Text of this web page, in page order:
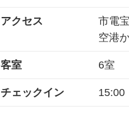
アクセス
市電
空港
客室 6室
チェックイン 15:00